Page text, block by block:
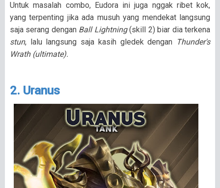
Untuk masalah combo, Eudora ini juga nggak ribet kok,
yang terpenting jika ada musuh yang mendekat langsung
saja serang dengan Ball Lightning(skill 2) biar dia terkena
stun, lalu langsung saja kasih gledek dengan Thunder's
Wrath (ultimate).
2. Uranus